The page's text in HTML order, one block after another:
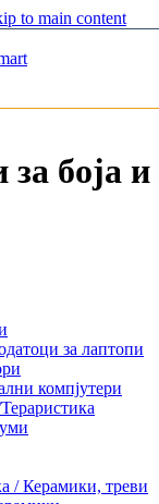
to main content
боја и
за лаптопи
компјутери
/ Керамики, треви